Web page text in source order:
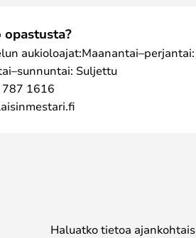
Suljettu
1616
Haluatko tietoa